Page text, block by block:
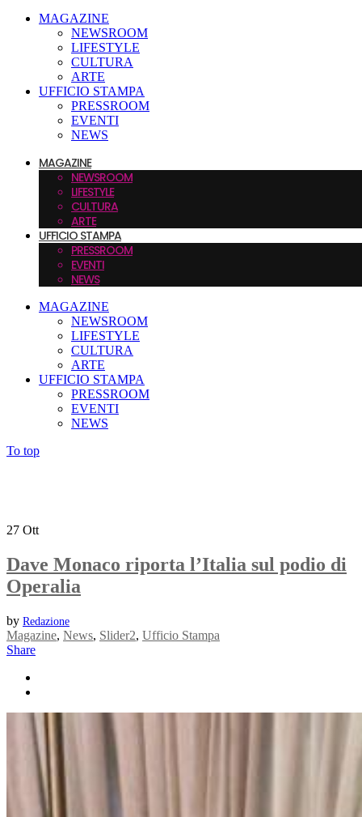
MAGAZINE
NEWSROOM
LIFESTYLE
CULTURA
ARTE
UFFICIO STAMPA
PRESSROOM
EVENTI
NEWS
MAGAZINE
NEWSROOM
LIFESTYLE
CULTURA
ARTE
UFFICIO STAMPA
PRESSROOM
EVENTI
NEWS
MAGAZINE
NEWSROOM
LIFESTYLE
CULTURA
ARTE
UFFICIO STAMPA
PRESSROOM
EVENTI
NEWS
To top
27 Ott
Dave Monaco riporta l’Italia sul podio di
Operalia
by Redazione
Magazine, News, Slider2, Ufficio Stampa
Share